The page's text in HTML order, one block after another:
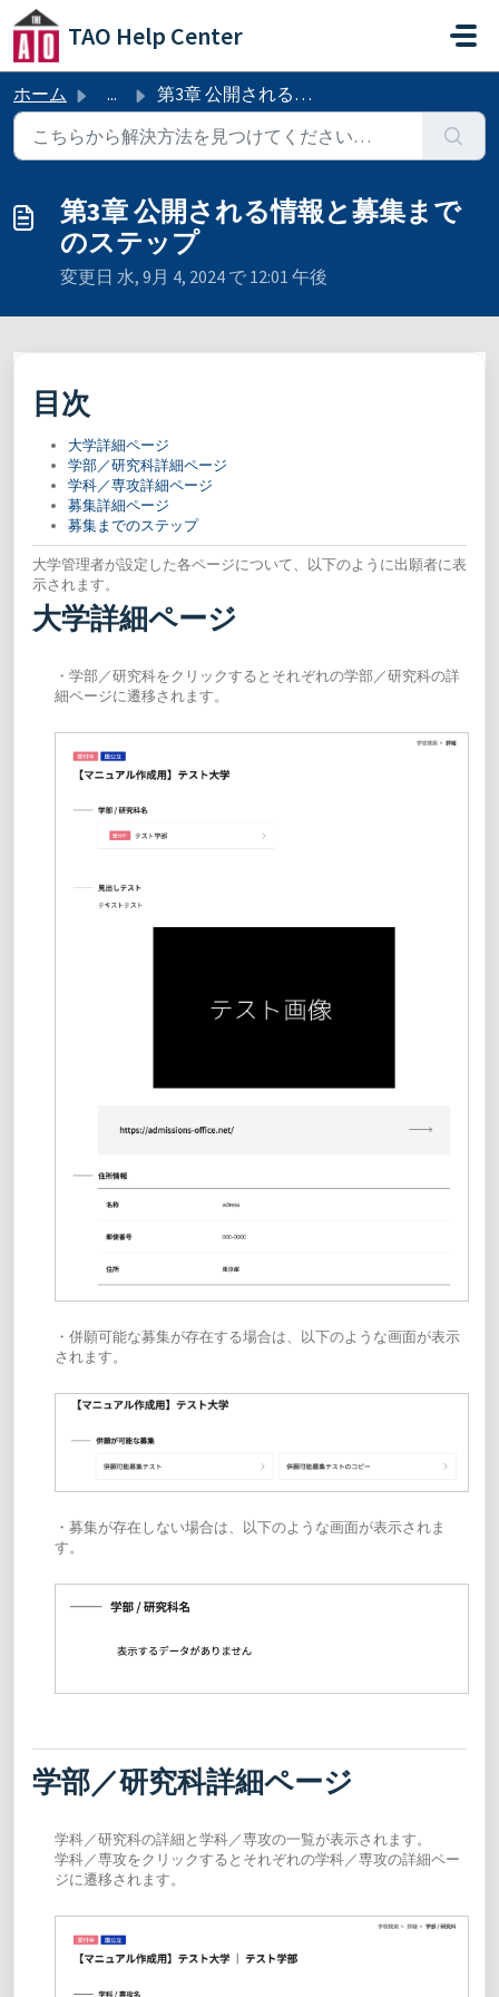
メインコンテンツに移動
TAO Help Center
ホーム ... 第3章 公開される情報と募集までのステップ
第3章 公開される情報と募集まで
のステップ
変更日 水, 9月 4, 2024 で 12:01 午後
目次
大学詳細ページ
学部／研究科詳細ページ
学科／専攻詳細ページ
募集詳細ページ
募集までのステップ
大学管理者が設定した各ページについて、以下のように出願者に表
示されます。
大学詳細ページ
・学部／研究科をクリックするとそれぞれの学部／研究科の詳
細ページに遷移されます。
・併願可能な募集が存在する場合は、以下のような画面が表示
されます。
・募集が存在しない場合は、以下のような画面が表示されま
す。
学部／研究科詳細ページ
学科／研究科の詳細と学科／専攻の一覧が表示されます。
学科／専攻をクリックするとそれぞれの学科／専攻の詳細ペー
ジに遷移されます。